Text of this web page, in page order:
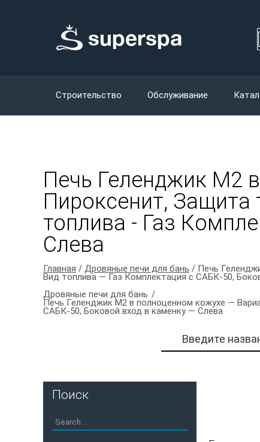
Строительство Обслуживание
Печь Геленджик М2
Пироксенит, Защита
топлива - Газ
Слева
Главная / Дровяные печи для бань / Печь
Вид топлива — Газ Комплектация с САБК-50,
Дровяные печи для бань
Печь Геленджик М2 в полноценном кожухе —
САБК-50, Боковой вход в каменку — Слева
Поиск